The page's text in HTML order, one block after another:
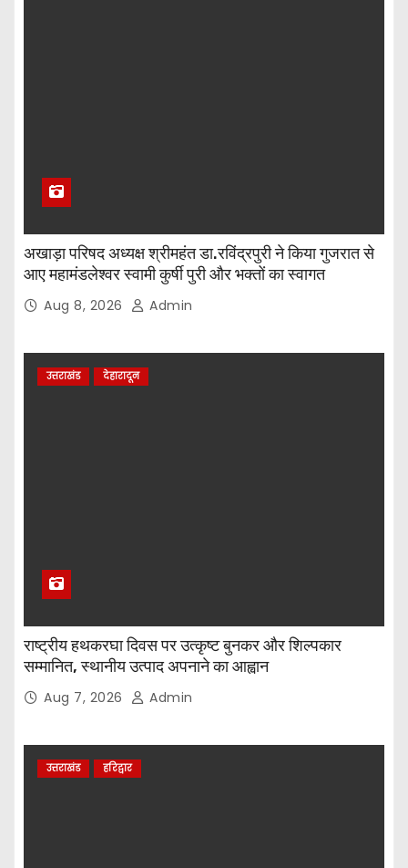
अखाड़ा परिषद अध्यक्ष श्रीमहंत डा.रविंद्रपुरी ने किया गुजरात से
आए महामंडलेश्वर स्वामी कुर्षी पुरी और भक्तों का स्वागत
Aug 8, 2026 Admin
उत्तराखंड देहारादून
राष्ट्रीय हथकरघा दिवस पर उत्कृष्ट बुनकर और शिल्पकार
सम्मानित, स्थानीय उत्पाद अपनाने का आह्वान
Aug 7, 2026 Admin
उत्तराखंड हरिद्वार